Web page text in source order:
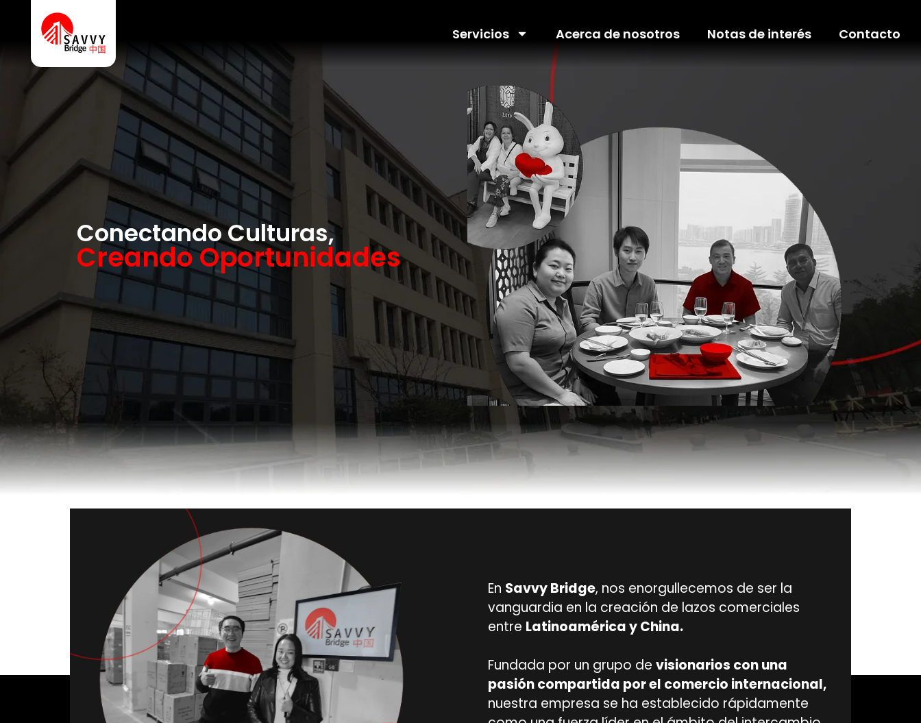
Servicios Acerca de nosotros Notas de interés Contacto
Conectando Culturas,
Creando Oportunidades
En SavvyBridge, nos enorgullecemos de ser la
vanguardia en la creación de lazos comerciales
entre Latinoamérica y China.
Fundada por un grupo de visionarios con una
pasión compartida por el comercio internacional,
nuestra empresa se ha establecido rápidamente